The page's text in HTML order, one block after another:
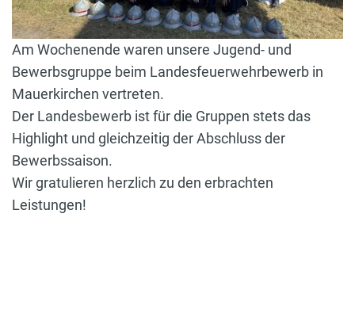
Am Wochenende waren unsere Jugend- und
Bewerbsgruppe beim Landesfeuerwehrbewerb in
Mauerkirchen vertreten.
Der Landesbewerb ist für die Gruppen stets das
Highlight und gleichzeitig der Abschluss der
Bewerbssaison.
Wir gratulieren herzlich zu den erbrachten
Leistungen!